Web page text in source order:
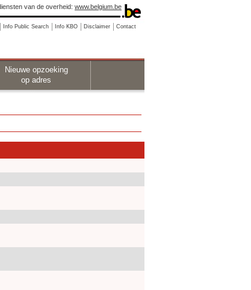
van de overheid: www.belgium.be
Info Public Search Info KBO Disclaimer Contact
Nieuwe opzoeking
op adres